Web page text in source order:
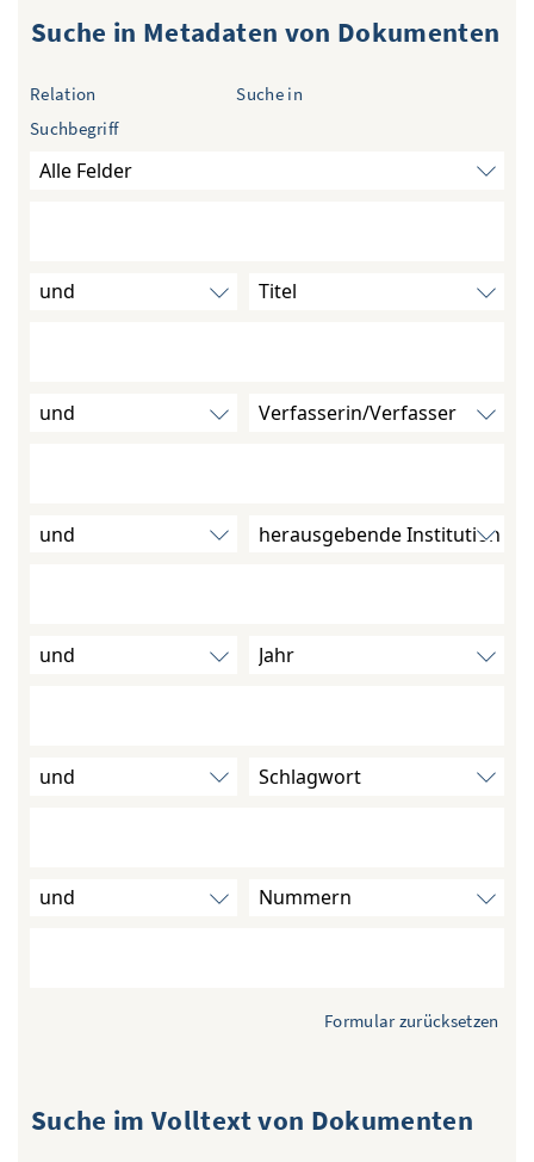
ÜBER WISOM
GUROM - MOBILITÄT SICHER GESTALTEN
Suche in Metadaten von Dokumenten
Relation
Suche in
Suchbegriff
Formular zurücksetzen
Suche im Volltext von Dokumenten